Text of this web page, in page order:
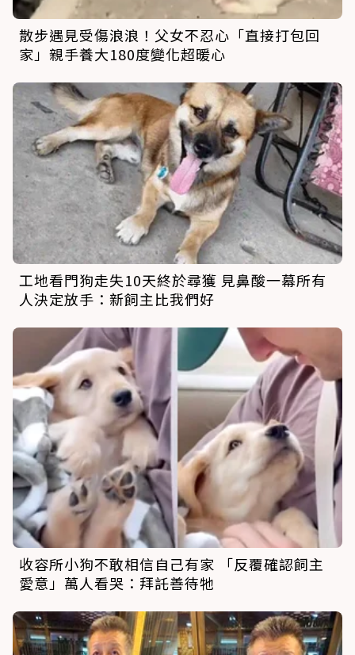
散步遇見受傷浪浪！父女不忍心「直接打包回
家」親手養大180度變化超暖心
工地看門狗走失10天終於尋獲 見鼻酸一幕所有
人決定放手：新飼主比我們好
收容所小狗不敢相信自己有家 「反覆確認飼主
愛意」萬人看哭：拜託善待牠